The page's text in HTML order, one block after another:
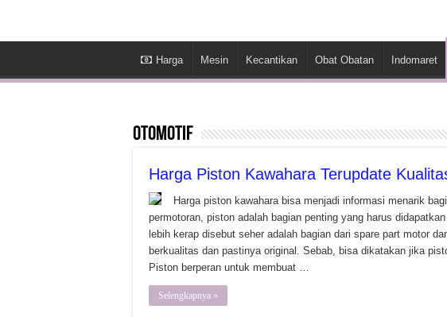
Harga Mesin Kecantikan Obat Obatan Indomaret
Otomotif
Harga Piston Kawahara Terupdate
Harga piston kawahara bisa menjadi informasi menarik
permotoran, piston adalah bagian penting yang harus
lebih kerap disebut seher adalah bagian dari spare part motor
berkualitas dan pastinya original. Sebab, bisa dikatakan jika
Piston berperan untuk membuat …
Selengkapnya »